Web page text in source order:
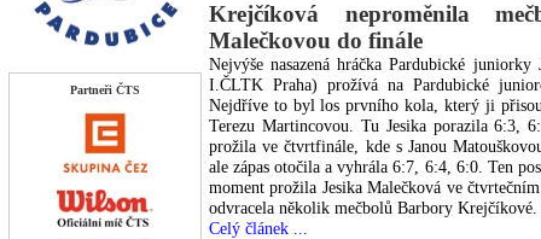
Partneři ČTS
Krejčíková neproměnila
Malečkovou do finále
Nejvýše nasazená hráčka Pardubické juniorky
I.ČLTK Praha) prožívá na Pardubické
Nejdříve to byl los prvního kola, který ji
Terezu Martincovou. Tu Jesika porazila 6:3,
prožila ve čtvrtfinále, kde s Janou
ale zápas otočila a vyhrála 6:7, 6:4, 6:0. Ten
moment prožila Jesika Malečková ve
odvracela několik mečbolů Barbory Krejčíkové.
Celý článek ...